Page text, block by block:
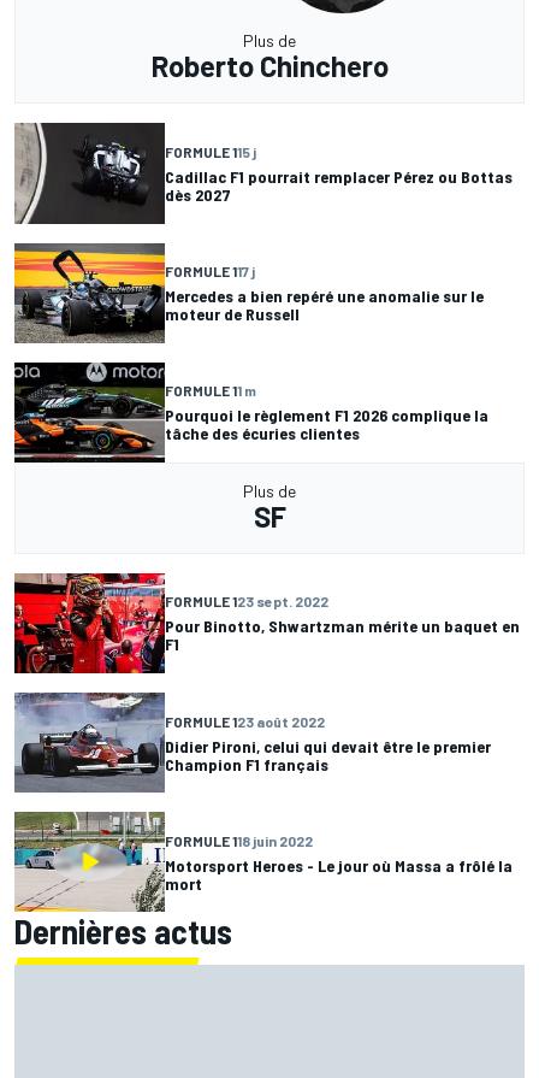
Plus de
Roberto Chinchero
FORMULE 115 j
Cadillac F1 pourrait remplacer Pérez ou Bottas
dès 2027
FORMULE 117 j
Mercedes a bien repéré une anomalie sur le
moteur de Russell
FORMULE 11 m
Pourquoi le règlement F1 2026 complique la
tâche des écuries clientes
Plus de
SF
FORMULE 123 sept. 2022
Pour Binotto, Shwartzman mérite un baquet en
F1
FORMULE 123 août 2022
Didier Pironi, celui qui devait être le premier
Champion F1 français
FORMULE 118 juin 2022
Motorsport Heroes - Le jour où Massa a frôlé la
mort
Dernières actus